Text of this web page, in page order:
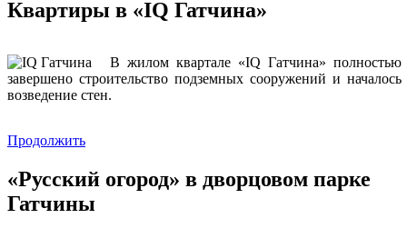
Квартиры в «IQ Гатчина»
В жилом квартале «IQ Гатчина» полностью
завершено строительство подземных сооружений и началось
возведение стен.
Продолжить
«Русский огород» в дворцовом парке
Гатчины